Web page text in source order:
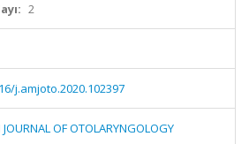
2
j.amjoto.2020.102397
OF OTOLARYNGOLOGY